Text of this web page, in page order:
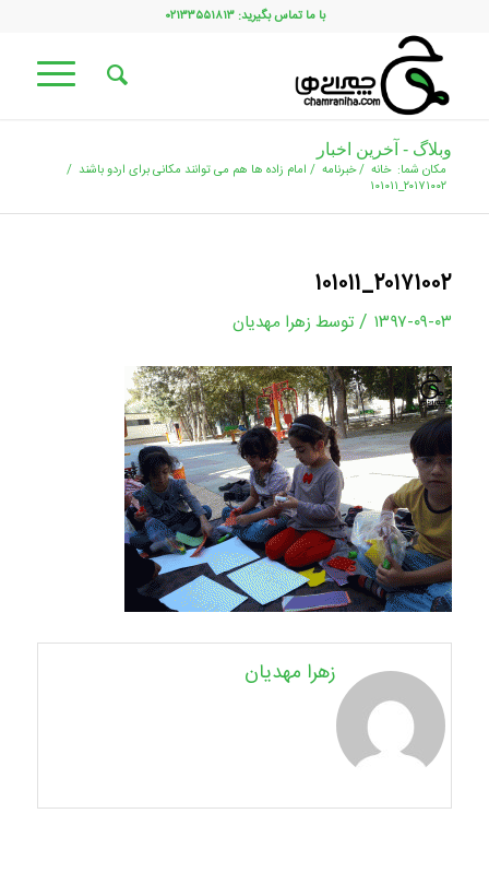
با ما تماس بگیرید: ۰۲۱۳۳۵۵۱۸۱۳
وبلاگ - آخرین اخبار
مکان شما: خانه /خبرنامه / امام زاده ها هم می توانند مکانی برای اردو باشند /
۲۰۱۷۱۰۰۲_۱۰۱۰۱۱
۲۰۱۷۱۰۰۲_۱۰۱۰۱۱
۱۳۹۷-۰۹-۰۳ / توسط زهرا مهدیان
زهرا مهدیان